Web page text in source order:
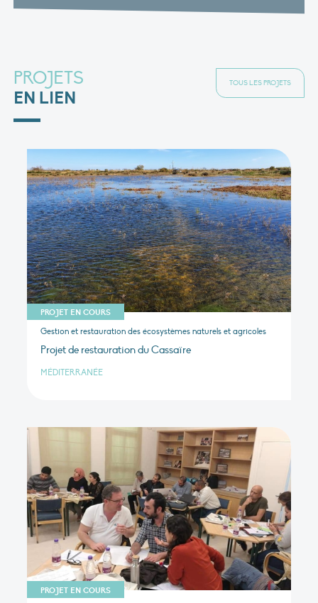
PROJETS
EN LIEN
TOUS LES PROJETS
PROJET EN COURS
Gestion et restauration des écosystèmes naturels et agricoles
Projet de restauration du Cassaïre
MÉDITERRANÉE
PROJET EN COURS